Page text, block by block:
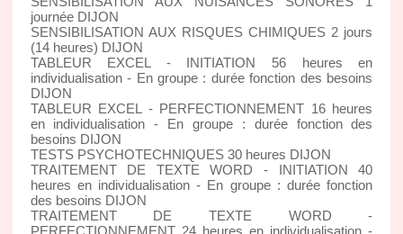
journée DIJON
SENSIBILISATION AUX RISQUES CHIMIQUES 2 jours
(14 heures) DIJON
TABLEUR EXCEL - INITIATION 56 heures en
individualisation - En groupe : durée fonction des besoins
DIJON
TABLEUR EXCEL - PERFECTIONNEMENT 16 heures
en individualisation - En groupe : durée fonction des
besoins DIJON
TESTS PSYCHOTECHNIQUES 30 heures DIJON
TRAITEMENT DE TEXTE WORD - INITIATION 40
heures en individualisation - En groupe : durée fonction
des besoins DIJON
TRAITEMENT DE TEXTE WORD -
PERFECTIONNEMENT 24 heures en individualisation -